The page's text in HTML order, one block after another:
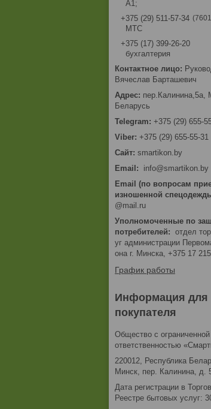
A1;
+375 (29) 511-57-34
МТС
+375 (17) 399-26-20
бухгалтерия
Вячеслав Барташевич
пер.Калинина,5а,
Беларусь
+375 (29) 655-
+375 (29) 655-55-31
smartikon.by
Email
info@smartikon.by
Email (по вопросам
изношенной
@mail.ru
Уполномоченные по
потребителей
отдел
уг администрации
она г. Минска, +375 17
График работы
Информация для
покупателя
Общество с ограниченной
ответственностью
220012, Республика
Минск, пер. Калинина, д.
Дата регистрации в
Реестре бытовых услуг: